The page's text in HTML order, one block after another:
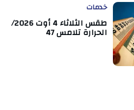
خدمات
طقس الثلاثاء 4 أوت 2026/
الحرارة تلامس 47